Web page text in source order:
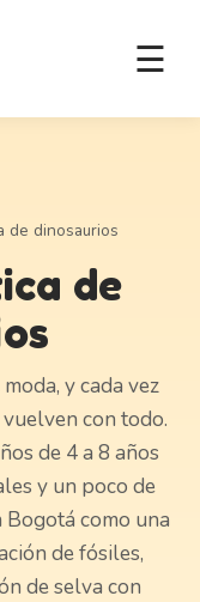
☰
de dinosaurios
de
y cada vez
con todo.
de 4 a 8 años
y un poco de
Bogotá como una
de fósiles,
de selva con